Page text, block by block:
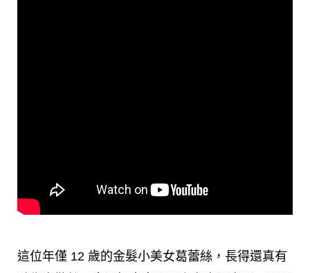
這位年僅 12 歲的金髮小美女葛蕾絲，長得還真有